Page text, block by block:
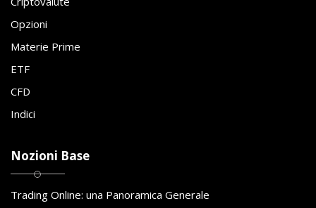
Opzioni
Materie Prime
ETF
CFD
Indici
Nozioni Base
Trading Online: una Panoramica Generale